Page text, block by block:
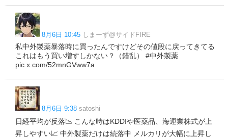
8月6日 10:45 しまーず@サイドFIRE
私中外製薬暴落時に買ったんですけどその値段に戻ってきてる
これはもう買い増すしかない？（錯乱） #中外製薬
pic.x.com/52mnGVww7a
8月6日 9:38 satoshi
日経平均が反落📉 こんな時はKDDIや医薬品、海運業株式が上
昇しやすい📈 中外製薬だけは続落中 メルカリが大幅に上昇し